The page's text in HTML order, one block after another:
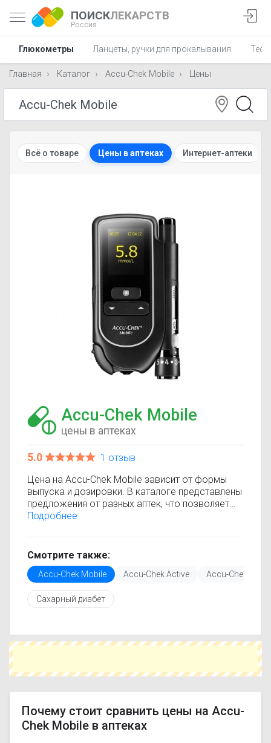
ПОИСКЛЕКАРСТВ
Россия
Глюкометры Ланцеты, ручки для прокалывания
Главная Каталог Accu-Chek Mobile Цены
Всё о товаре Цены в аптеках Интернет-аптеки
Accu-Chek Mobile
цены в аптеках
5.0
1 отзыв
Цена на Accu-Chek Mobile зависит от формы
выпуска и дозировки. В каталоге представлены
предложения от разных аптек, что позволяет
быстро найти, где купить Accu-Chek Mobile по
только актуальные данные.
Перед покупкой рекомендуется ознакомиться с
инструкцией по применению, показаниями и
противопоказаниями. При необходимости вы
можете подобрать аналоги Accu-Chek Mobile с
Чтобы купить Accu-Chek Mobile в ближайшей
аптеке, укажите свой город и сравните
и выбрать оптимальный вариант по цене и
Подробнее
Смотрите также:
Accu-Chek Mobile Accu-Chek Active Accu-Chek
Сахарный диабет
Почему стоит сравнить цены на Accu-
Chek Mobile в аптеках